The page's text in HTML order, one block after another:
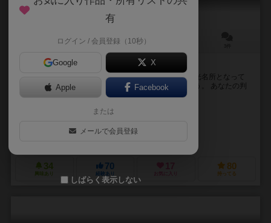
20～40分
ブラーノ島を訪れてみませんか？
イタリアの島にあるブラーノ島、建物がカラフルで観光名所となって
いるが、その町を飾り付け人を呼び込む街にしましょう。 あなたの判
断力で、ただてさえ派手な色の建物に彩を添えるこ...
ウェイミン・リン（Wei-Min Ling）
34
興味あり
70
経験あり お気に入り
80
持ってる
有
ログイン / 会員登録（10秒）
Google X
Apple Facebook
または
メールで会員登録
しばらく表示しない